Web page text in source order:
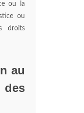
ou la
ou
droits
au